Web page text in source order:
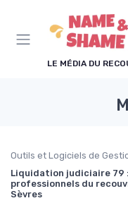
LE MÉDIA DU
Outils et Logiciels de
Liquidation judiciaire 79
professionnels du
Sèvres